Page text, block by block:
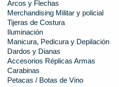
Arcos y Flechas
Merchandising Militar y policial
Tijeras de Costura
Iluminación
Manicura, Pedicura y Depilación
Dardos y Dianas
Accesorios Réplicas Armas
Carabinas
Petacas / Botas de Vino